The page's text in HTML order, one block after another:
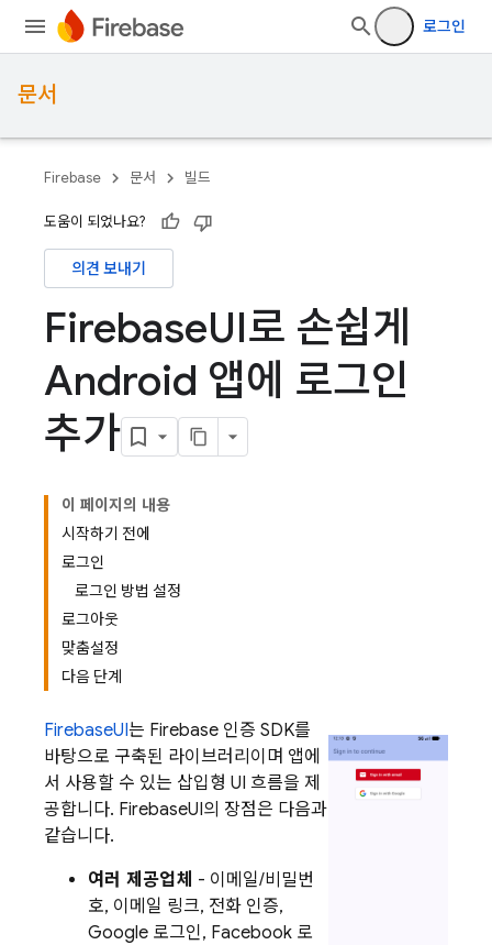
로그인
문서
Firebase 문서 빌드
도움이 되었나요?
의견 보내기
FirebaseUI로 손쉽게
Android 앱에 로그인
추가
이 페이지의 내용
시작하기 전에
로그인
로그인 방법 설정
로그아웃
맞춤설정
다음 단계
FirebaseUI는 Firebase 인증 SDK를
바탕으로 구축된 라이브러리이며 앱에
서 사용할 수 있는 삽입형 UI 흐름을 제
공합니다. FirebaseUI의 장점은 다음과
같습니다.
여러 제공업체 - 이메일/비밀번
호, 이메일 링크, 전화 인증,
Google 로그인, Facebook 로